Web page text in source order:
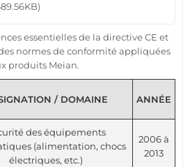
essentielles de la directive CE et
normes de conformité appliquées
produits Meian.
/ DOMAINE ANNÉE
des équipements
(alimentation, chocs
électriques, etc.)
2006 à
2013